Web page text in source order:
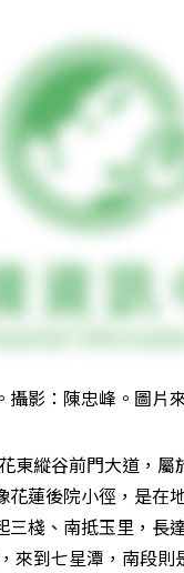
攝影：陳忠峰。圖片
東縱谷前門大道，屬
花蓮後院小徑，是在
三棧、南抵玉里，長
來到七星潭，南段則